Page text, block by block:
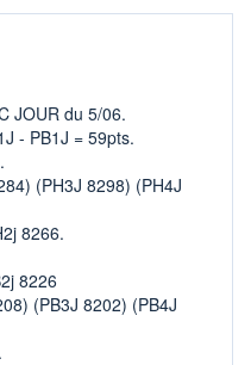
JOUR du 5/06.
- PB1J = 59pts.
(PH3J 8298) (PH4J
8266.
8226
(PB3J 8202) (PB4J